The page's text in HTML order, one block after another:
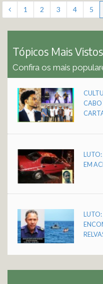
1 2 3 4 5
Tópicos Mais
Confira os mais
CABO
EM